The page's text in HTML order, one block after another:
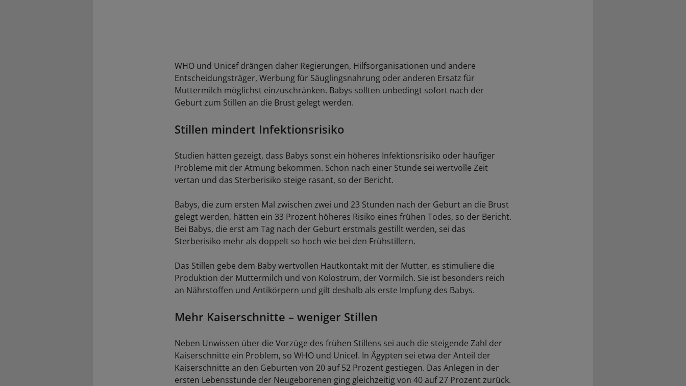
WHO und Unicef drängen daher Regierungen, Hilfsorganisationen und andere
Entscheidungsträger, Werbung für Säuglingsnahrung oder anderen Ersatz für
Muttermilch möglichst einzuschränken. Babys sollten unbedingt sofort nach der
Geburt zum Stillen an die Brust gelegt werden.
Stillen mindert Infektionsrisiko
Studien hätten gezeigt, dass Babys sonst ein höheres Infektionsrisiko oder häufiger
Probleme mit der Atmung bekommen. Schon nach einer Stunde sei wertvolle Zeit
vertan und das Sterberisiko steige rasant, so der Bericht.
Babys, die zum ersten Mal zwischen zwei und 23 Stunden nach der Geburt an die Brust
gelegt werden, hätten ein 33 Prozent höheres Risiko eines frühen Todes, so der Bericht.
Bei Babys, die erst am Tag nach der Geburt erstmals gestillt werden, sei das
Sterberisiko mehr als doppelt so hoch wie bei den Frühstillern.
Das Stillen gebe dem Baby wertvollen Hautkontakt mit der Mutter, es stimuliere die
Produktion der Muttermilch und von Kolostrum, der Vormilch. Sie ist besonders reich
an Nährstoffen und Antikörpern und gilt deshalb als erste Impfung des Babys.
Mehr Kaiserschnitte – weniger Stillen
Neben Unwissen über die Vorzüge des frühen Stillens sei auch die steigende Zahl der
Kaiserschnitte ein Problem, so WHO und Unicef. In Ägypten sei etwa der Anteil der
Kaiserschnitte an den Geburten von 20 auf 52 Prozent gestiegen. Das Anlegen in der
ersten Lebensstunde der Neugeborenen ging gleichzeitig von 40 auf 27 Prozent zurück.